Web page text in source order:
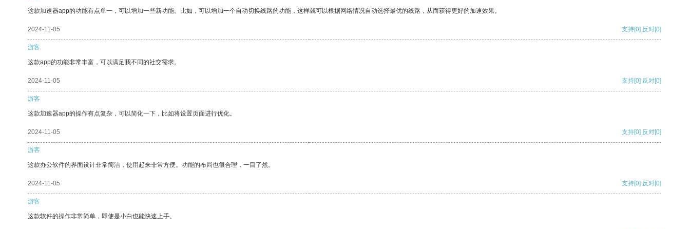
这款加速器app的功能有点单一，可以增加一些新功能。比如，可以增加一个自动切换线路的功能，这样就可以根据网络情况自动选择最优的线路，从而获得更好的加速效果。
2024-11-05 支持[0] 反对[0]
游客
这款app的功能非常丰富，可以满足我不同的社交需求。
2024-11-05 支持[0] 反对[0]
游客
这款加速器app的操作有点复杂，可以简化一下，比如将设置页面进行优化。
2024-11-05 支持[0] 反对[0]
游客
这款办公软件的界面设计非常简洁，使用起来非常方便。功能的布局也很合理，一目了然。
2024-11-05 支持[0] 反对[0]
游客
这款软件的操作非常简单，即使是小白也能快速上手。